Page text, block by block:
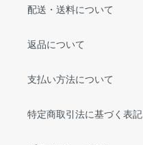
配送・送料について
返品について
支払い方法について
特定商取引法に基づく表記